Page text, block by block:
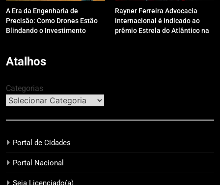
A Era da Engenharia de
Precisão: Como Drones Estão
Blindando o Investimento
Rayner Ferreira Advocacia
internacional é indicado ao
prêmio Estrela do Atlântico na
Atalhos
Categorias
Portal de Cidades
Portal Nacional
Seja Licenciado(a)